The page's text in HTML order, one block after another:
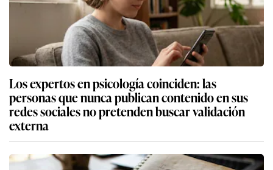
Los expertos en psicología coinciden: las
personas que nunca publican contenido en sus
redes sociales no pretenden buscar validación
externa